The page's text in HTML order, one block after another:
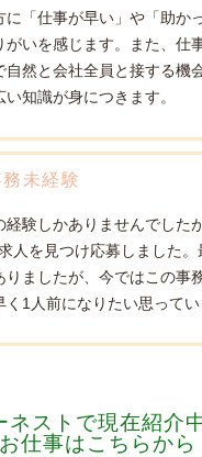
に「仕事が早い」や「助か
がいを感じます。また、仕
自然と会社全員と接する機
知識が身につきます。
未経験
経験しかありませんでした
人を見つけ応募しました
りましたが、今ではこの事
く1人前になりたい思ってい
ネストで現在紹介
お仕事はこちらから